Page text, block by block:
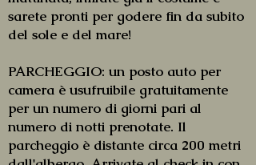
sarete pronti per godere fin da subito
del sole e del mare!
PARCHEGGIO: un posto auto per
camera è usufruibile gratuitamente
per un numero di giorni pari al
numero di notti prenotate. Il
parcheggio è distante circa 200 metri